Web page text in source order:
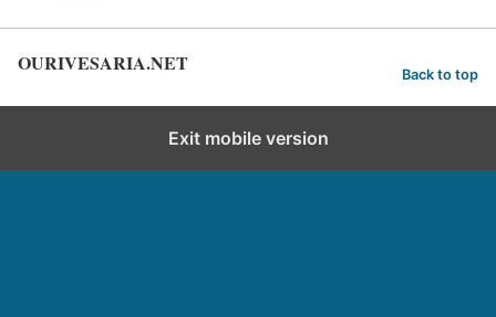
OURIVESARIA.NET Back to top
Exit mobile version